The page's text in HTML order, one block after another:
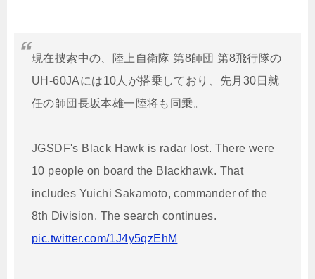
現在捜索中の、陸上自衛隊 第8師団 第8飛行隊の
UH-60JAには10人が搭乗しており、先月30日就
任の師団長坂本雄一陸将も同乗。
JGSDF's Black Hawk is radar lost. There were
10 people on board the Blackhawk. That
includes Yuichi Sakamoto, commander of the
8th Division. The search continues.
pic.twitter.com/1J4y5qzEhM